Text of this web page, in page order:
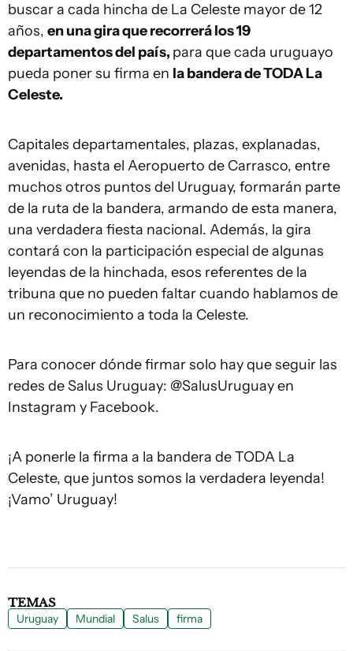
buscar a cada hincha de La Celeste mayor de 12
años, en una gira que recorrerá los 19
departamentos del país, para que cada uruguayo
pueda poner su firma en la bandera de TODA La
Celeste.
Capitales departamentales, plazas, explanadas,
avenidas, hasta el Aeropuerto de Carrasco, entre
muchos otros puntos del Uruguay, formarán parte
de la ruta de la bandera, armando de esta manera,
una verdadera fiesta nacional. Además, la gira
contará con la participación especial de algunas
leyendas de la hinchada, esos referentes de la
tribuna que no pueden faltar cuando hablamos de
un reconocimiento a toda la Celeste.
Para conocer dónde firmar solo hay que seguir las
redes de Salus Uruguay: @SalusUruguay en
Instagram y Facebook.
¡A ponerle la firma a la bandera de TODA La
Celeste, que juntos somos la verdadera leyenda!
¡Vamo’ Uruguay!
TEMAS
Uruguay Mundial Salus firma